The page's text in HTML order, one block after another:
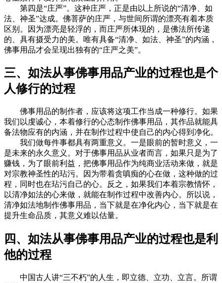
第四是“庄严”。这种庄严，正是由以上所说的“清净、如
法、神圣”达成。佛菩萨的庄严，与世间所谓的漂亮有着本质
区别。因为漂亮是轻浮的，而庄严所体现的，是佛法所传递
的、具有摄受力的美。唯有具备“清净、如法、神圣”的内涵，
佛事用品才会呈现出独有的“庄严之美”。
三、如法从事佛事用品产业的过程也是个
人修行的过程
佛事用品的制作者，应该将这项工作当成一种修行。如果
我们以虔诚心，本着修行的心态制作佛事用品，其作品就能具
备法物应有的内涵，并在制作过程中使自己的内心得到净化。
我们做每件事都具有两重意义。一是眼前的暂时意义，一
是未来的永久意义。对于佛事用品从业者而言，如果只是为了
赚钱，为了眼前利益，把佛事用品作为纯商业活动来做，就是
对宗教神圣性的玷污。因为带着贪嗔痴的心在做，这种做的过
程，同时也在玷污自己的心。反之，如果我们本着宗教情怀，
以清净如法的心来做，就能在制作过程中改善内心。所以说，
清净如法地制作佛事用品，当下就是在净化内心，当下就是在
提升生命品质，其意义难以估量。
四、如法从事佛事用品产业的过程也是利
他的过程
中国古人讲“三不朽”的人生，即立德、立功、立言。所谓